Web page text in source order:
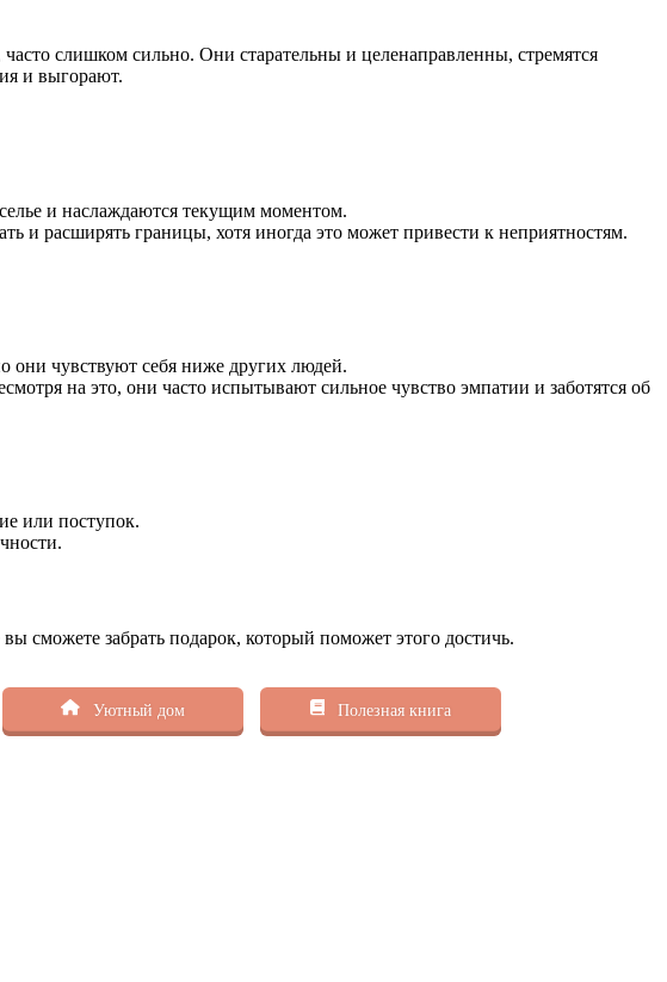
слишком сильно. Они старательны и целенаправленны, стремятся
и выгорают.
и наслаждаются текущим моментом.
и расширять границы, хотя иногда это может привести к неприятностям.
чувствуют себя ниже других людей.
на это, они часто испытывают сильное чувство эмпатии и заботятся об
или поступок.
сможете забрать подарок, который поможет этого достичь.
Уютный дом Полезная книга